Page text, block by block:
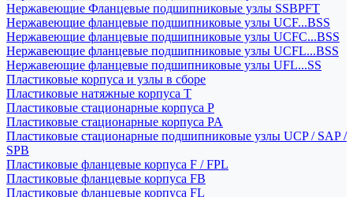
Нержавеющие Фланцевые подшипниковые узлы SSBPFT
Нержавеющие фланцевые подшипниковые узлы UCF...BSS
Нержавеющие фланцевые подшипниковые узлы UCFC...BSS
Нержавеющие фланцевые подшипниковые узлы UCFL...BSS
Нержавеющие фланцевые подшипниковые узлы UFL...SS
Пластиковые корпуса и узлы в сборе
Пластиковые натяжные корпуса T
Пластиковые стационарные корпуса P
Пластиковые стационарные корпуса PA
Пластиковые стационарные подшипниковые узлы UCP / SAP /
SPB
Пластиковые фланцевые корпуса F / FPL
Пластиковые фланцевые корпуса FB
Пластиковые фланцевые корпуса FL